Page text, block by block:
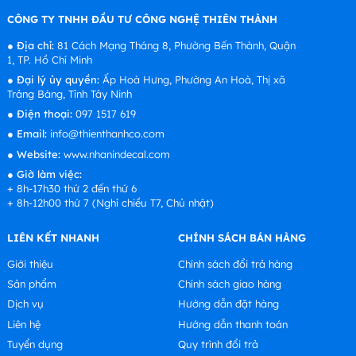
CÔNG TY TNHH ĐẦU TƯ CÔNG NGHỆ THIÊN THÀNH
● Địa chỉ:81 Cách Mạng Tháng 8, Phường Bến Thành, Quận
1, TP. Hồ Chí Minh
● Đại lý ủy quyền:Ấp Hoà Hưng, Phường An Hoà, Thị xã
Trảng Bàng, Tỉnh Tây Ninh
● Điện thoại: 097 1517 619
● Email: info@thienthanhco.com
● Website:www.nhanindecal.com
● Giờ làm việc:
+ 8h-17h30 thứ 2 đến thứ 6
+ 8h-12h00 thứ 7 (Nghỉ chiều T7, Chủ nhật)
LIÊN KẾT NHANH
Giới thiệu
Sản phẩm
Dịch vụ
Liên hệ
Tuyển dụng
CHÍNH SÁCH BÁN HÀNG
Chính sách đổi trả hàng
Chính sách giao hàng
Hướng dẫn đặt hàng
Hướng dẫn thanh toán
Quy trình đổi trả